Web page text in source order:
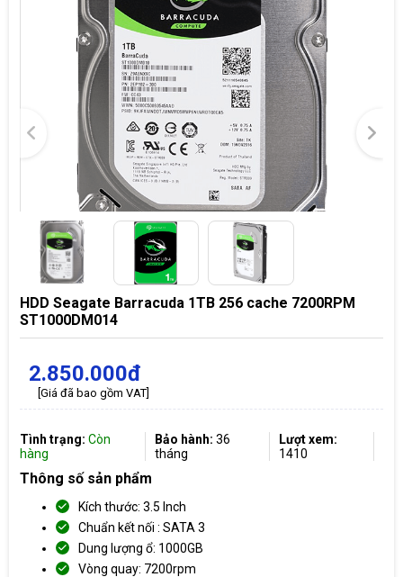
HDD Seagate Barracuda 1TB 256 cache 7200RPM
ST1000DM014
2.850.000đ
[Giá đã bao gồm VAT]
Tình trạng: Còn
hàng
Bảo hành: 36
tháng
Lượt xem:
1410
Thông số sản phẩm
Kích thước: 3.5 Inch
Chuẩn kết nối : SATA 3
Dung lượng ổ: 1000GB
Vòng quay: 7200rpm